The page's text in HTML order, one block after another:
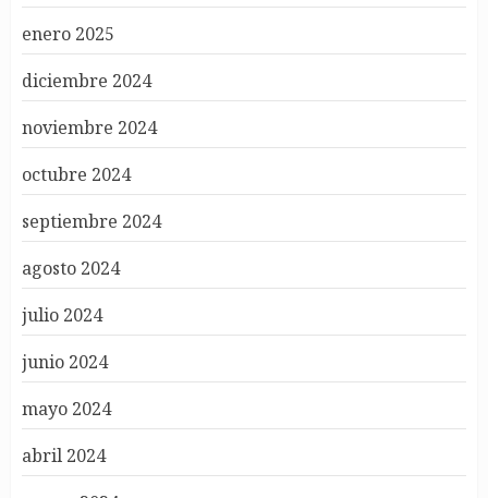
enero 2025
diciembre 2024
noviembre 2024
octubre 2024
septiembre 2024
agosto 2024
julio 2024
junio 2024
mayo 2024
abril 2024